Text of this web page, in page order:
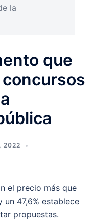
la
que
2022
el precio más que
un 47,6% establece
propuestas.